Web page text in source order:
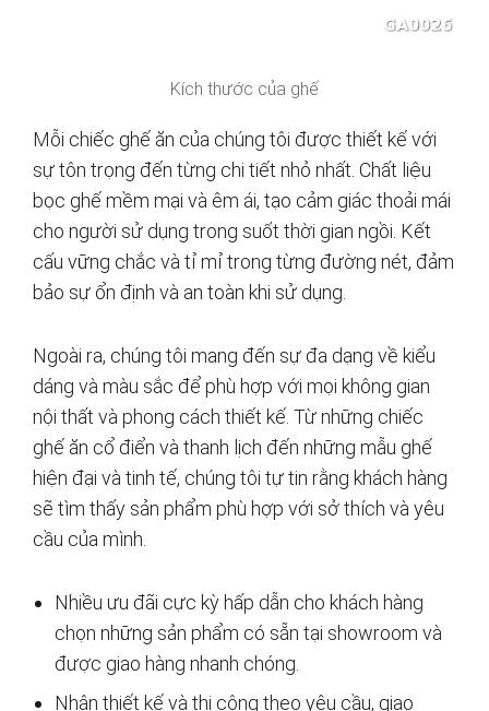
Kích thước của ghế
Mỗi chiếc ghế ăn của chúng tôi được thiết kế với
sự tôn trọng đến từng chi tiết nhỏ nhất. Chất liệu
bọc ghế mềm mại và êm ái, tạo cảm giác thoải mái
cho người sử dụng trong suốt thời gian ngồi. Kết
cấu vững chắc và tỉ mỉ trong từng đường nét, đảm
bảo sự ổn định và an toàn khi sử dụng.
Ngoài ra, chúng tôi mang đến sự đa dạng về kiểu
dáng và màu sắc để phù hợp với mọi không gian
nội thất và phong cách thiết kế. Từ những chiếc
ghế ăn cổ điển và thanh lịch đến những mẫu ghế
hiện đại và tinh tế, chúng tôi tự tin rằng khách hàng
sẽ tìm thấy sản phẩm phù hợp với sở thích và yêu
cầu của mình.
Nhiều ưu đãi cực kỳ hấp dẫn cho khách hàng
chọn những sản phẩm có sẵn tại showroom và
được giao hàng nhanh chóng.
Nhận thiết kế và thi công theo yêu cầu, giao